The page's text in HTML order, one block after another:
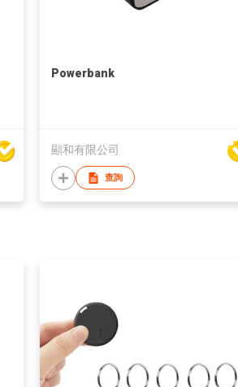
Powerbank
顯和有限公司
查詢